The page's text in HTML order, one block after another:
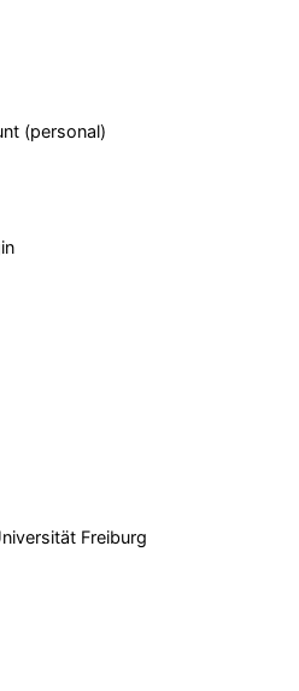
(personal)
Freiburg